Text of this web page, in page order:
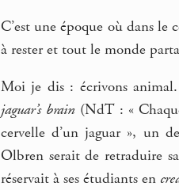
C’est une époque où dans
à rester et tout le monde
Moi je dis : écrivons
jaguar’s brain (NdT : «
cervelle d’un jaguar », un
Olbren serait de retraduire
réservait à ses étudiants en